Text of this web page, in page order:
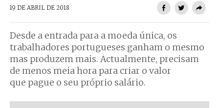
19 DE ABRIL DE 2018
Desde a entrada para a moeda única, os
trabalhadores portugueses ganham o mesmo
mas produzem mais. Actualmente, precisam
de menos meia hora para criar o valor
que pague o seu próprio salário.